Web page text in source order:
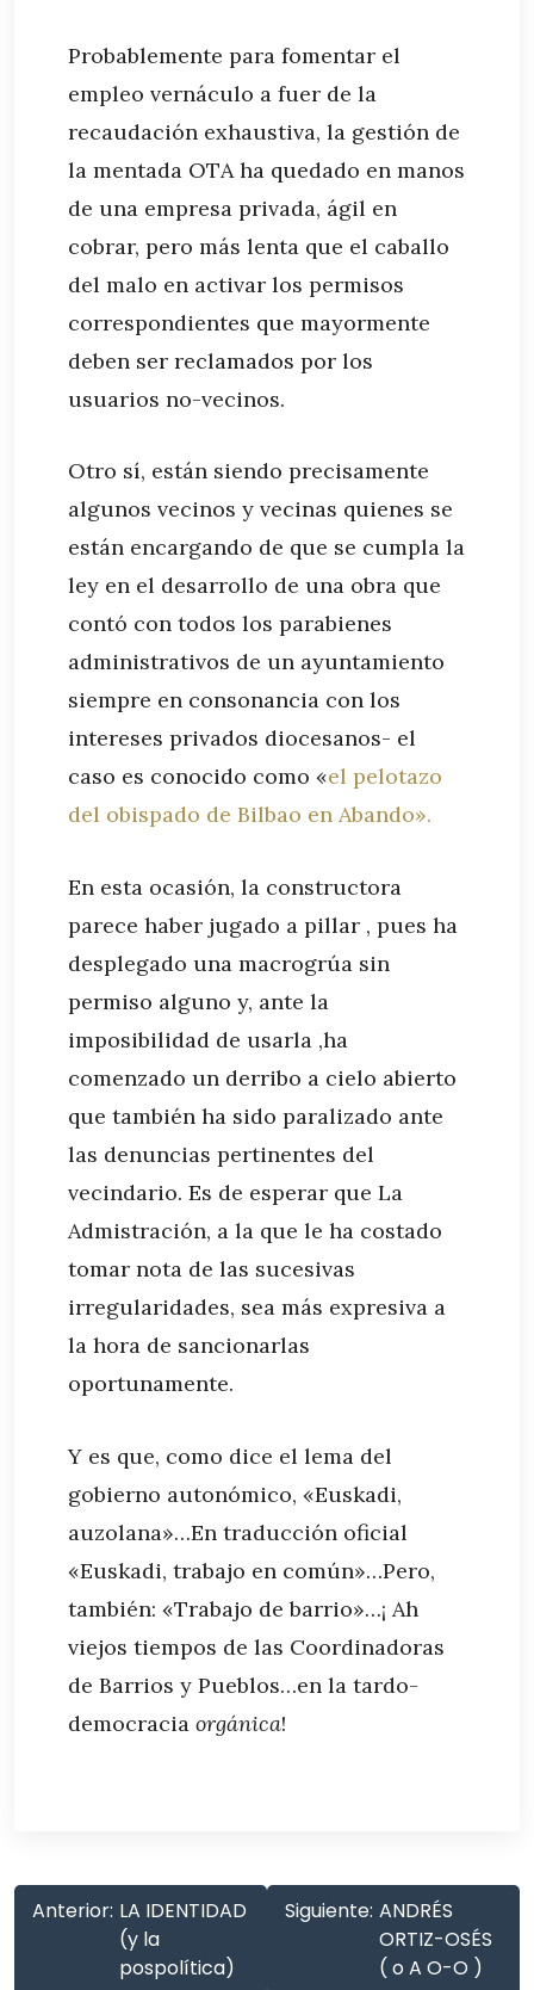
Probablemente para fomentar el
empleo vernáculo a fuer de la
recaudación exhaustiva, la gestión de
la mentada OTA ha quedado en manos
de una empresa privada, ágil en
cobrar, pero más lenta que el caballo
del malo en activar los permisos
correspondientes que mayormente
deben ser reclamados por los
usuarios no-vecinos.
Otro sí, están siendo precisamente
algunos vecinos y vecinas quienes se
están encargando de que se cumpla la
ley en el desarrollo de una obra que
contó con todos los parabienes
administrativos de un ayuntamiento
siempre en consonancia con los
intereses privados diocesanos- el
caso es conocido como «el pelotazo
del obispado de Bilbao en Abando».
En esta ocasión, la constructora
parece haber jugado a pillar , pues ha
desplegado una macrogrúa sin
permiso alguno y, ante la
imposibilidad de usarla ,ha
comenzado un derribo a cielo abierto
que también ha sido paralizado ante
las denuncias pertinentes del
vecindario. Es de esperar que La
Admistración, a la que le ha costado
tomar nota de las sucesivas
irregularidades, sea más expresiva a
la hora de sancionarlas
oportunamente.
Y es que, como dice el lema del
gobierno autonómico, «Euskadi,
auzolana»…En traducción oficial
«Euskadi, trabajo en común»…Pero,
también: «Trabajo de barrio»…¡ Ah
viejos tiempos de las Coordinadoras
de Barrios y Pueblos…en la tardo-
democracia orgánica!
Anterior: LA IDENTIDAD
(y la
pospolítica)
Siguiente: ANDRÉS
ORTIZ-OSÉS
( o A O-O )